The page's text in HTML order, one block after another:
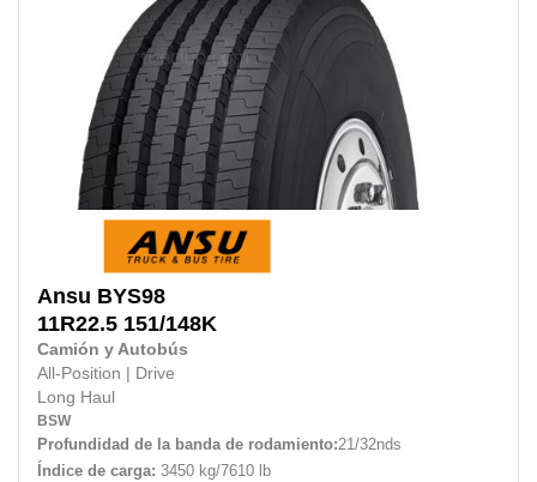
Ansu BYS98
11R22.5 151/148K
Camión y Autobús
All-Position
Drive
Long Haul
BSW
Profundidad de la banda de rodamiento:21/32nds
Índice de carga: 3450 kg/7610 lb